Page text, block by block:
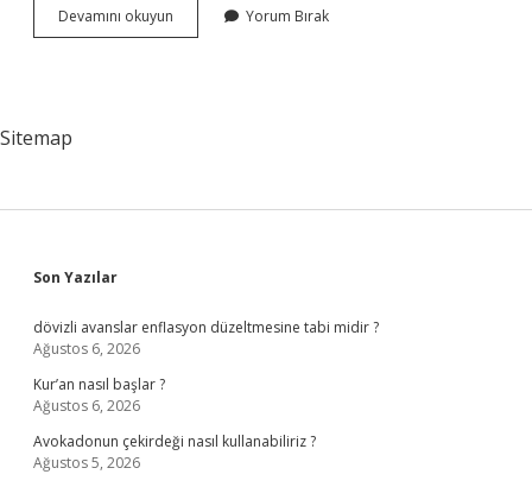
Devamını okuyun
Akaidi
Yorum Bırak
Sitemap
Sidebar
Son Yazılar
dövizli avanslar enflasyon düzeltmesine tabi midir ?
Ağustos 6, 2026
Kur’an nasıl başlar ?
Ağustos 6, 2026
Avokadonun çekirdeği nasıl kullanabiliriz ?
Ağustos 5, 2026